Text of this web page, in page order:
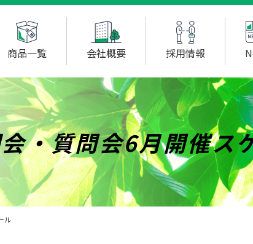
商品一覧 会社概要 採用情報
・質問会6月開催ス
ル